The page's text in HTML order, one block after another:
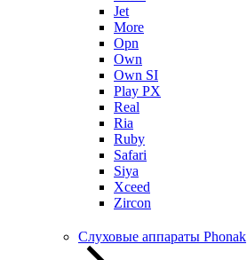
Jet
More
Opn
Own
Own SI
Play PX
Real
Ria
Ruby
Safari
Siya
Xceed
Zircon
Слуховые аппараты Phonak